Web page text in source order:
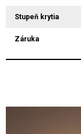
Stupeň krytia
Záruka